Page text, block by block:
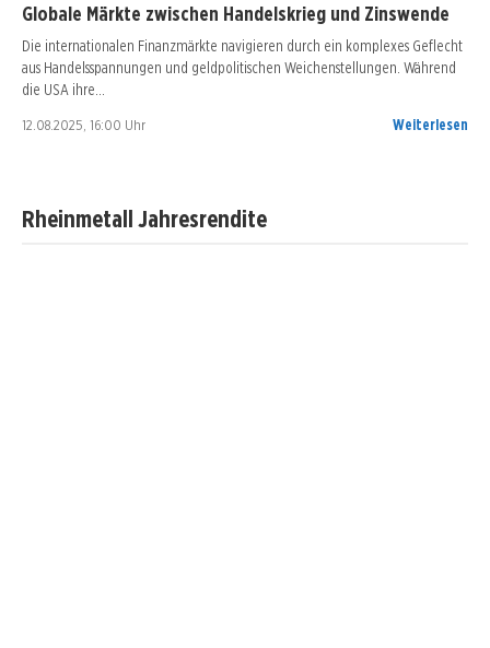
Globale Märkte zwischen Handelskrieg und Zinswende
Die internationalen Finanzmärkte navigieren durch ein komplexes Geflecht
aus Handelsspannungen und geldpolitischen Weichenstellungen. Während
die USA ihre…
12.08.2025, 16:00 Uhr Weiterlesen
Rheinmetall Jahresrendite